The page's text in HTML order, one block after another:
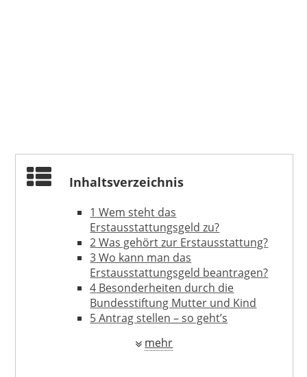
Inhaltsverzeichnis
1 Wem steht das
Erstausstattungsgeld zu?
2Was gehört zur Erstausstattung?
3Wo kann man das
Erstausstattungsgeld beantragen?
4 Besonderheiten durch die
Bundesstiftung Mutter und Kind
5Antrag stellen – so geht’s
Zeitpunkt der Antragstellung
mehr